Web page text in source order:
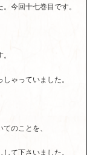
今回十七巻目です。
ゃっていました。
のことを、
て下さいました。